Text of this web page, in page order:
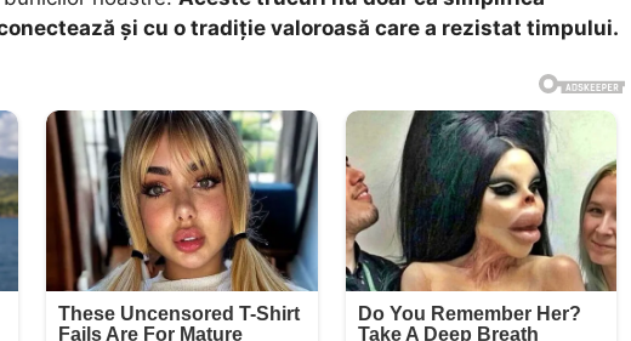
și cu o tradiție valoroasă care a rezistat timpului.